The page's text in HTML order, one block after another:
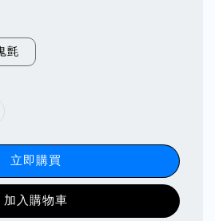
氈
立即購買
加入購物車